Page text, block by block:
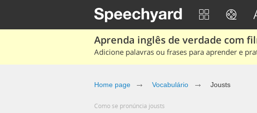
Aprenda inglês de verdade com
Adicione palavras ou frases para aprender e
Home page Vocabulário Jousts
Como se pronúncia jousts